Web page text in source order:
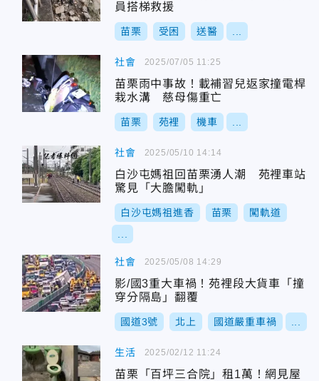
員搭梯救援
苗栗 受困 送醫
社會
苗栗雨中事故！載補習兒返家撞電桿
栽水溝 慈母傷重亡
苗栗 苑裡 機車
2025/07/05 11:25
社會
白沙屯媽祖回苗栗湧人潮 苑裡車站
驚見「大膽闖軌」
白沙屯媽祖進香 苗栗 闖軌道
2025/05/10 14:14
社會
影/國3重大車禍！苑裡段大貨車「撞
穿分隔島」翻覆
國道3號 北上 國道嚴重車禍
2025/05/08 14:29
生活
苗栗「百坪三合院」租1萬！網見屋
2025/02/12 11:24